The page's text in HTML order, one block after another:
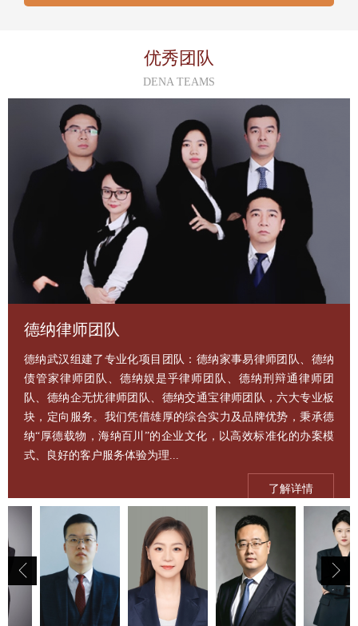
优秀团队
DENA TEAMS
德纳律师团队
德纳武汉组建了专业化项目团队：德纳家事易律师团队、德纳
债管家律师团队、德纳娱是乎律师团队、德纳刑辩通律师团
队、德纳企无忧律师团队、德纳交通宝律师团队，六大专业板
块，定向服务。我们凭借雄厚的综合实力及品牌优势，秉承德
纳“厚德载物，海纳百川”的企业文化，以高效标准化的办案模
式、良好的客户服务体验为理...
了解详情